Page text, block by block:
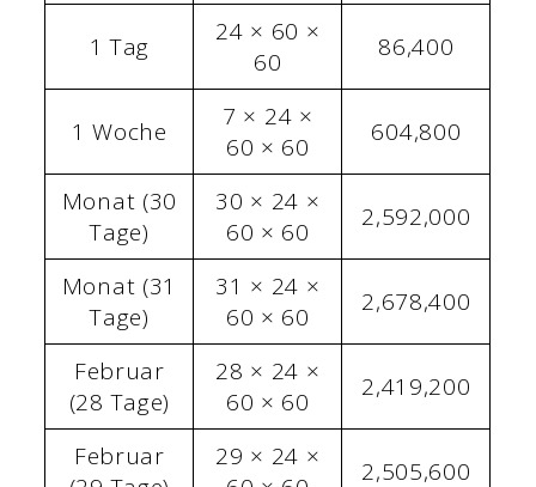
1 Tag
24 × 60 ×
60
86,400
1 Woche
7 × 24 ×
60 × 60
604,800
Monat (30
Tage)
30 × 24 ×
60 × 60
2,592,000
Monat (31
Tage)
31 × 24 ×
60 × 60
2,678,400
Februar
(28 Tage)
28 × 24 ×
60 × 60
2,419,200
Februar
29 × 24 ×
2,505,600